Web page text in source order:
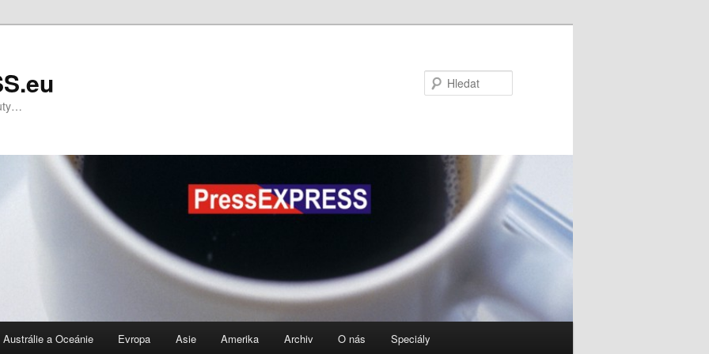
Austrálie a Oceánie Evropa Asie Amerika Archiv O nás Speciály